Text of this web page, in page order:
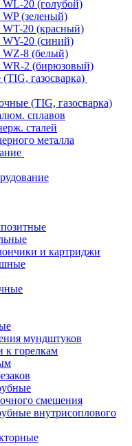
20 (голубой)
(зеленый)
20 (красный)
20 (синий)
8 (белый)
2 (бирюзовый)
газосварка)
(TIG, газосварка)
сплавов
сталей
металла
и картриджи
мундштуков
к горелкам
смешения
внутрисоплового